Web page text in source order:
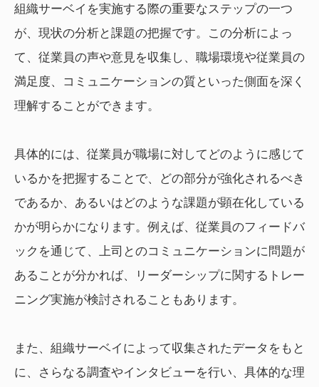
組織サーベイを実施する際の重要なステップの一つ
が、現状の分析と課題の把握です。この分析によっ
て、従業員の声や意見を収集し、職場環境や従業員の
満足度、コミュニケーションの質といった側面を深く
理解することができます。
具体的には、従業員が職場に対してどのように感じて
いるかを把握することで、どの部分が強化されるべき
であるか、あるいはどのような課題が顕在化している
かが明らかになります。例えば、従業員のフィードバ
ックを通じて、上司とのコミュニケーションに問題が
あることが分かれば、リーダーシップに関するトレー
ニング実施が検討されることもあります。
また、組織サーベイによって収集されたデータをもと
に、さらなる調査やインタビューを行い、具体的な理